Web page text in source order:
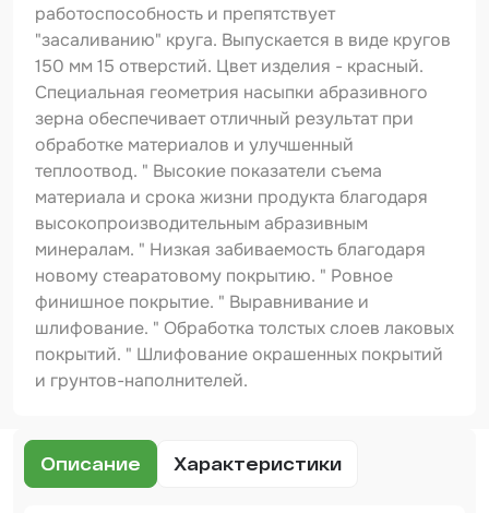
Грунты
Оборудование шлифовальное
Ёмкость
Клейкие листы
Крышка для ёмкости
Материалы для вклейки стекол
работоспособность и препятствует
"засаливанию" круга. Выпускается в виде кругов
150 мм 15 отверстий. Цвет изделия - красный.
Специальная геометрия насыпки абразивного
зерна обеспечивает отличный результат при
обработке материалов и улучшенный
теплоотвод. " Высокие показатели съема
материала и срока жизни продукта благодаря
высокопроизводительным абразивным
минералам. " Низкая забиваемость благодаря
новому стеаратовому покрытию. " Ровное
финишное покрытие. " Выравнивание и
шлифование. " Обработка толстых слоев лаковых
покрытий. " Шлифование окрашенных покрытий
и грунтов-наполнителей.
Описание Характеристики